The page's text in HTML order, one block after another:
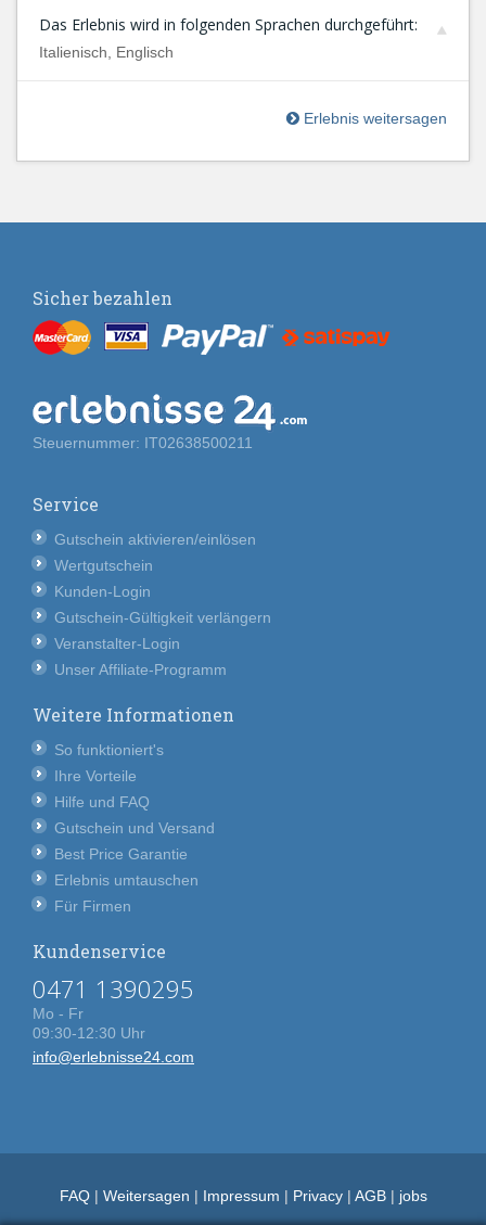
Das Erlebnis wird in folgenden Sprachen durchgeführt:
Italienisch, Englisch
Erlebnis weitersagen
Sicher bezahlen
Steuernummer: IT02638500211
Service
Gutschein aktivieren/einlösen
Wertgutschein
Kunden-Login
Gutschein-Gültigkeit verlängern
Veranstalter-Login
Unser Affiliate-Programm
Weitere Informationen
So funktioniert's
Ihre Vorteile
Hilfe und FAQ
Gutschein und Versand
Best Price Garantie
Erlebnis umtauschen
Für Firmen
Kundenservice
0471 1390295
Mo - Fr
09:30-12:30 Uhr
info@erlebnisse24.com
FAQ| Weitersagen | Impressum | Privacy| AGB| jobs